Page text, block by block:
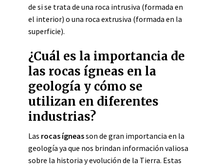
de si se trata de una roca intrusiva (formada en
el interior) o una roca extrusiva (formada en la
superficie).
¿Cuál es la importancia de
las rocas ígneas en la
geología y cómo se
utilizan en diferentes
industrias?
Las rocas ígneasson de gran importancia en la
geología ya que nos brindan información valiosa
sobre la historia y evolución de la Tierra. Estas